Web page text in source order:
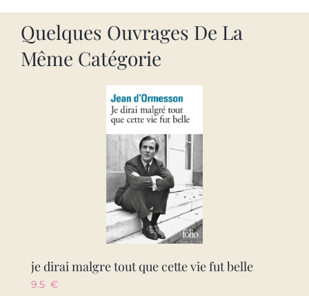
Quelques Ouvrages De La
Même Catégorie
je dirai malgre tout que cette vie fut belle
9.5 €